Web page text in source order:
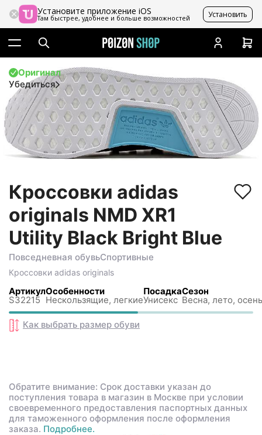
Установите приложение iOS
Там быстрее, удобнее и больше возможностей Установить
Оригинал
Убедиться
Кроссовки adidas
originals NMD XR1
Utility Black Bright Blue
Повседневная обувьСпортивные
Кроссовки adidas originals
Артикул
S32215
Особенности
Нескользящиe, легкие
Посадка
Унисекс
Сезон
Весна, лето,
Как выбрать размер обуви
Обратите внимание: Срок доставки указан до
поступления товара в магазин в Москве при условии
своевременного предоставления паспортных данных
для таможенного оформления после оформления
заказа. Подробнее.